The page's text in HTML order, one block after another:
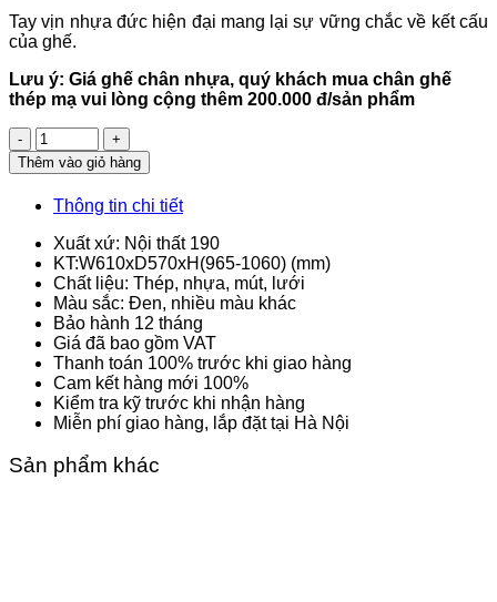
Tay vịn nhựa đức hiện đại mang lại sự vững chắc về kết cấu
của ghế.
Lưu ý: Giá ghế chân nhựa, quý khách mua chân ghế
thép mạ vui lòng cộng thêm 200.000 đ/sản phẩm
Số
lượng
Thêm vào giỏ hàng
Thông tin chi tiết
Xuất xứ: Nội thất 190
KT:W610xD570xH(965-1060) (mm)
Chất liệu: Thép, nhựa, mút, lưới
Màu sắc: Đen, nhiều màu khác
Bảo hành 12 tháng
Giá đã bao gồm VAT
Thanh toán 100% trước khi giao hàng
Cam kết hàng mới 100%
Kiểm tra kỹ trước khi nhận hàng
Miễn phí giao hàng, lắp đặt tại Hà Nội
Sản phẩm khác